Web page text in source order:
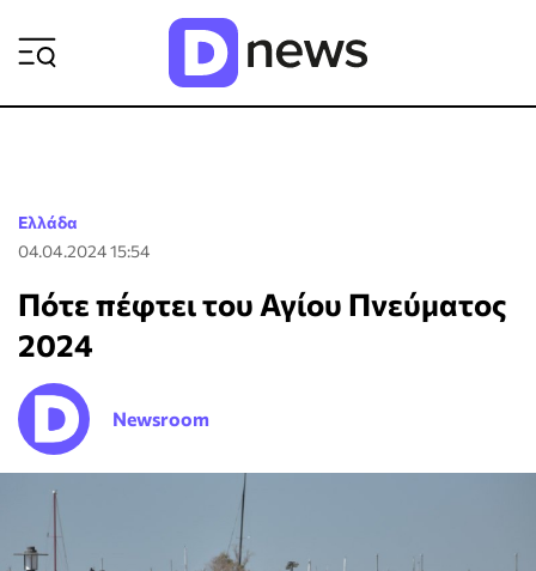
Ελλάδα
04.04.2024 15:54
Πότε πέφτει του Αγίου Πνεύματος
2024
Newsroom